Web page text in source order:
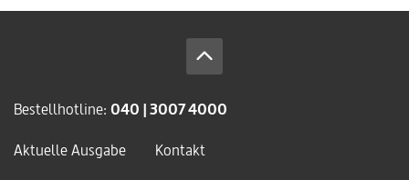
Bestellhotline: 040 | 3007 4000
Aktuelle Ausgabe
Kontakt